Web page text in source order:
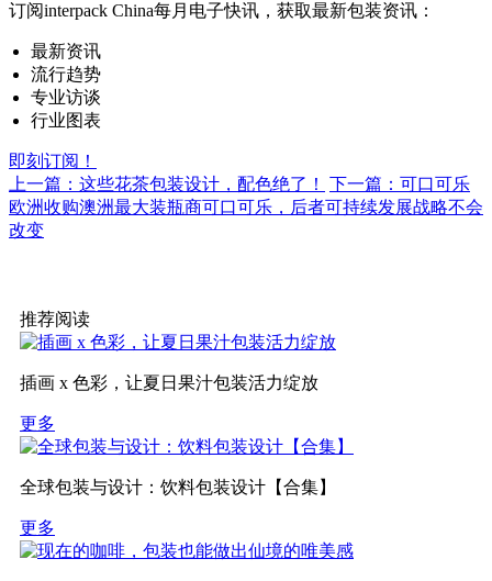
订阅interpack China每月电子快讯，获取最新包装资讯：
最新资讯
流行趋势
专业访谈
行业图表
即刻订阅！
上一篇：这些花茶包装设计，配色绝了！
下一篇：可口可乐
欧洲收购澳洲最大装瓶商可口可乐，后者可持续发展战略不会
改变
推荐阅读
插画 x 色彩，让夏日果汁包装活力绽放
更多
全球包装与设计：饮料包装设计【合集】
更多